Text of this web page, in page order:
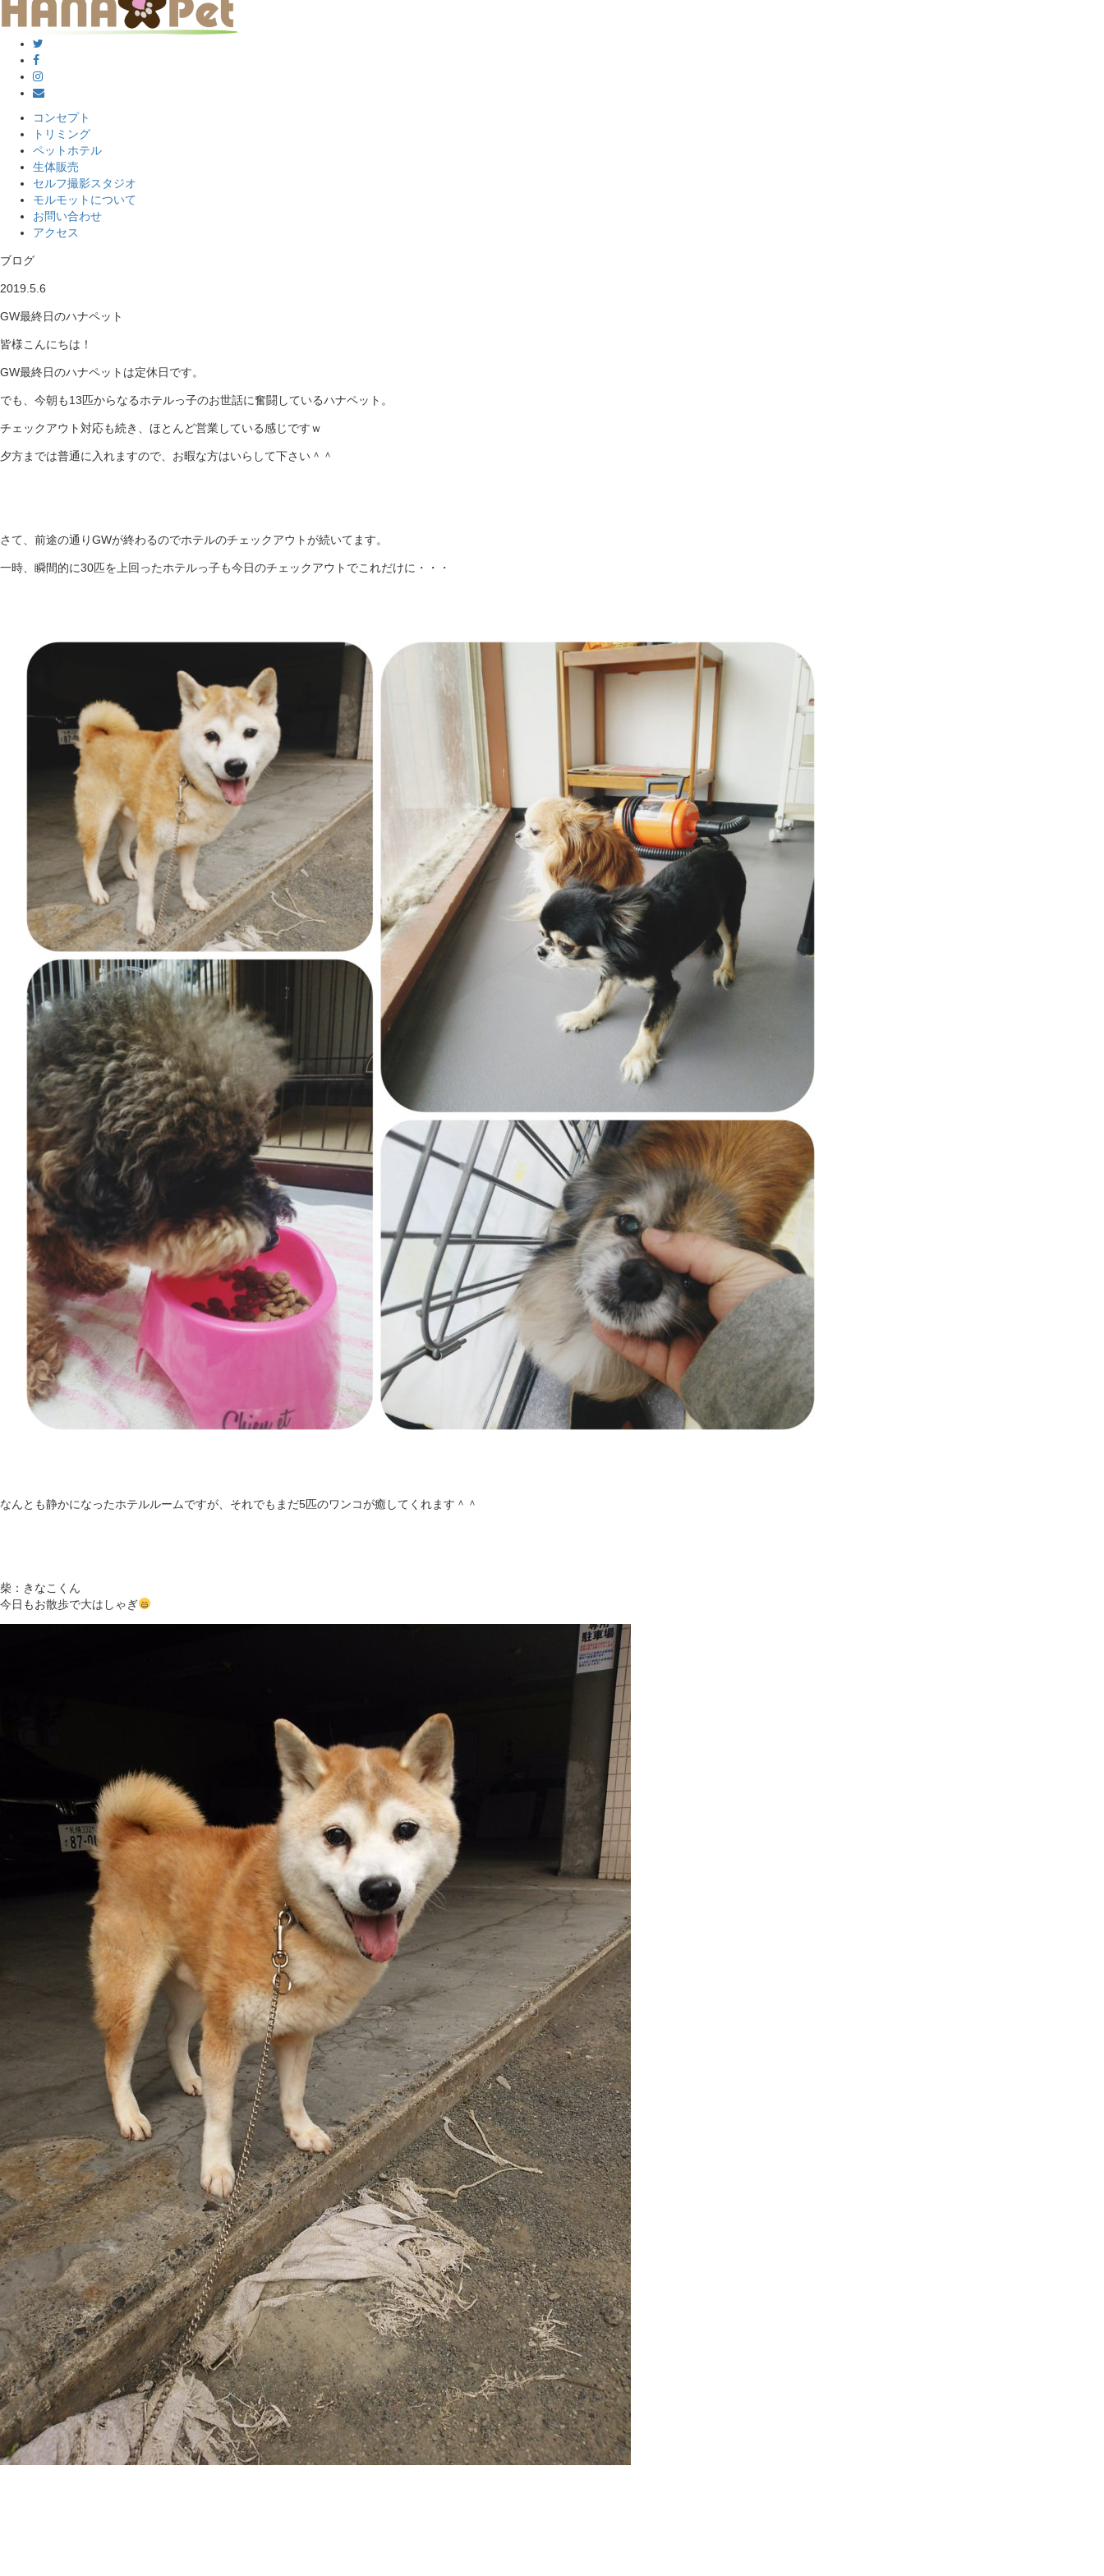
コンセプト
トリミング
ペットホテル
生体販売
セルフ撮影スタジオ
モルモットについて
お問い合わせ
アクセス
ブログ
2019.5.6
GW最終日のハナペット
皆様こんにちは！
GW最終日のハナペットは定休日です。
でも、今朝も13匹からなるホテルっ子のお世話に奮闘しているハナペット。
チェックアウト対応も続き、ほとんど営業している感じですｗ
夕方までは普通に入れますので、お暇な方はいらして下さい＾＾
さて、前途の通りGWが終わるのでホテルのチェックアウトが続いてます。
一時、瞬間的に30匹を上回ったホテルっ子も今日のチェックアウトでこれだけに・・・
なんとも静かになったホテルルームですが、それでもまだ5匹のワンコが癒してくれます＾＾
柴：きなこくん
今日もお散歩で大はしゃぎ